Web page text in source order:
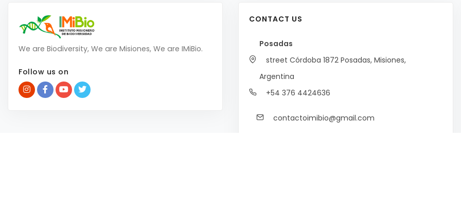
We are Biodiversity, We are Misiones, We are IMiBio.
Follow us on
CONTACT US
Posadas
street Córdoba 1872 Posadas, Misiones,
Argentina
+54 376 4424636
contactoimibio@gmail.com